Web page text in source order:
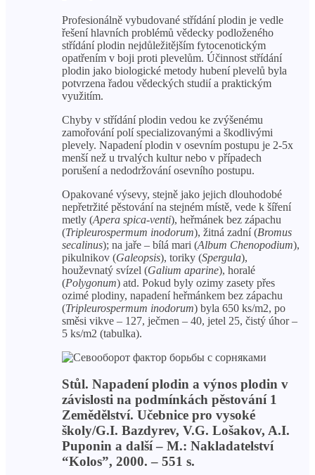
Profesionálně vybudované střídání plodin je vedle
řešení hlavních problémů vědecky podloženého
střídání plodin nejdůležitějším fytocenotickým
opatřením v boji proti plevelům. Účinnost střídání
plodin jako biologické metody hubení plevelů byla
potvrzena řadou vědeckých studií a praktickým
využitím.
Chyby v střídání plodin vedou ke zvýšenému
zamořování polí specializovanými a škodlivými
plevely. Napadení plodin v osevním postupu je 2-5x
menší než u trvalých kultur nebo v případech
porušení a nedodržování osevního postupu.
Opakované výsevy, stejně jako jejich dlouhodobé
nepřetržité pěstování na stejném místě, vede k šíření
metly (Apera spica-venti), heřmánek bez zápachu
(Tripleurospermum inodorum), žitná zadní (Bromus
secalinus); na jaře – bílá mari (Album Chenopodium),
pikulnikov (Galeopsis), toriky (Spergula),
houževnatý svízel (Galium aparine), horalé
(Polygonum) atd. Pokud byly ozimy zasety přes
ozimé plodiny, napadení heřmánkem bez zápachu
(Tripleurospermum inodorum) byla 650 ks/m2, po
směsi vikve – 127, ječmen – 40, jetel 25, čistý úhor –
5 ks/m2 (tabulka).
Stůl. Napadení plodin a výnos plodin v
závislosti na podmínkách pěstování 1
Zemědělství. Učebnice pro vysoké
školy/G.I. Bazdyrev, V.G. Lošakov, A.I.
Puponin a další – M.: Nakladatelství
“Kolos”, 2000. – 551 s.